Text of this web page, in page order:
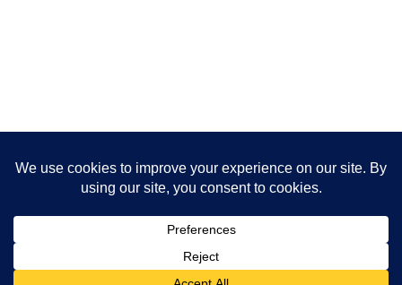
今人気の作品